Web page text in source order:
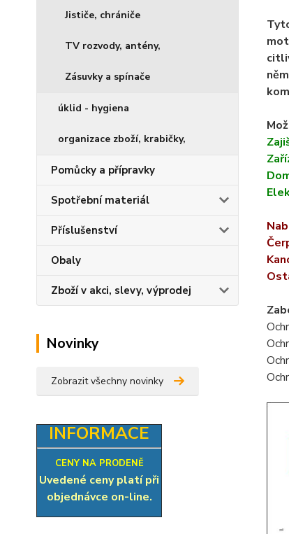
Jističe, chrániče
TV rozvody, antény,
Zásuvky a spínače
úklid - hygiena
organizace zboží, krabičky,
Pomůcky a přípravky
Spotřební materiál
Příslušenství
Obaly
Zboží v akci, slevy, výprodej
Novinky
Zobrazit všechny novinky
INFORMACE
CENY NA PRODENĚ
Uvedené ceny platí při
objednávce on-line.